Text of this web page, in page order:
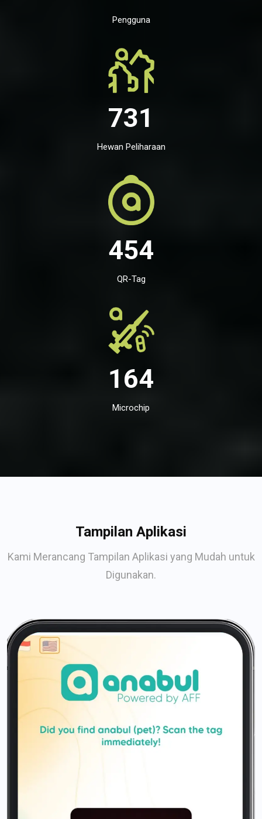
Pengguna
731
Hewan Peliharaan
454
QR-Tag
164
Microchip
Tampilan Aplikasi
Kami Merancang Tampilan Aplikasi yang Mudah untuk
Digunakan.